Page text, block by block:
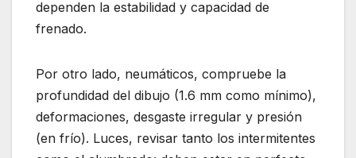
dependen la estabilidad y capacidad de
frenado.
Por otro lado, neumáticos, compruebe la
profundidad del dibujo (1.6 mm como mínimo),
deformaciones, desgaste irregular y presión
(en frío). Luces, revisar tanto los intermitentes